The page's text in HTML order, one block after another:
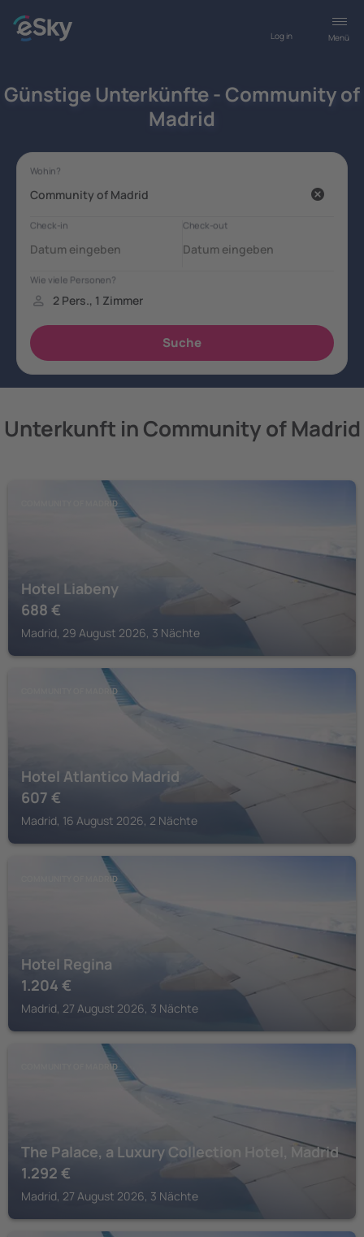
Menü
Log in
Günstige Unterkünfte - Community of
Madrid
Unterkunft in Community of Madrid
COMMUNITY OF MADRID
Hotel Liabeny
688 €
Madrid, 29 August 2026, 3 Nächte
COMMUNITY OF MADRID
Hotel Atlantico Madrid
607 €
Madrid, 16 August 2026, 2 Nächte
COMMUNITY OF MADRID
Hotel Regina
1.204 €
Madrid, 27 August 2026, 3 Nächte
COMMUNITY OF MADRID
The Palace, a Luxury Collection Hotel, Madrid
1.292 €
Madrid, 27 August 2026, 3 Nächte